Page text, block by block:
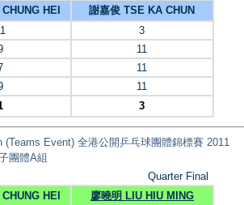
HEI
謝嘉俊 TSE KA CHUN
3
11
11
11
3
(Teams Event) 全港公開乒乓球團體錦標賽 2011
團體A組
Quarter Final
HEI
廖曉明 LIU HIU MING